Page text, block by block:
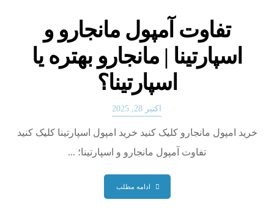
تفاوت آمپول مانجارو و
اسپارتینا | مانجارو بهتره یا
اسپارتینا؟
اکتبر 28, 2025
خرید امپول مانجارو کلیک کنید خرید امپول اسپارتینا کلیک کنید
تفاوت آمپول مانجارو و اسپارتینا؛ ...
ادامه مطلب